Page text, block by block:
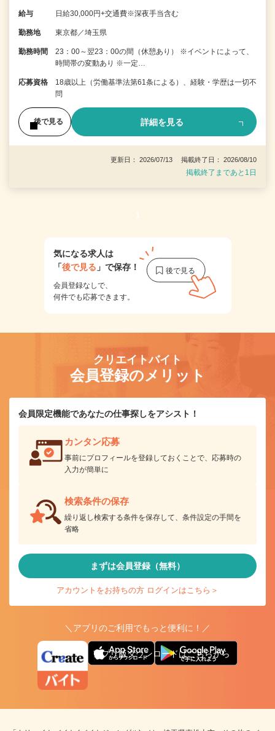
給与 日給30,000円+交通費※深夜手当含む
勤務地 東京都／埼玉県
勤務時間
23：00～翌23：00の間（休憩あり） ※イベントによって、
時間帯の変動あり ※一定…
応募資格
18歳以上（労働基準法第61条による）、経験・学歴は一切不
問
後で見る 詳細を見る
更新日： 2026/07/13 掲載終了日： 2026/08/10
掲載終了まであと1日
1
気になる求人は
「後で見る 」で保存！
会員登録なしで、
何件でも応募できます。
クリエイトバイト
会員登録のメリット
会員限定機能であなたの仕事探しをアシスト！
カンタン応募
事前にプロフィールを登録しておくことで、応募時の
入力が簡単に
検索条件の保存
繰り返し検索する条件を保存して、条件設定の手間を
省略
まずは会員登録（無料）
アカウントをお持ちの方 ログインはこちら＞
＼アプリのご利用でもっと便利に！／
アプリ版ダウンロードはこちらから